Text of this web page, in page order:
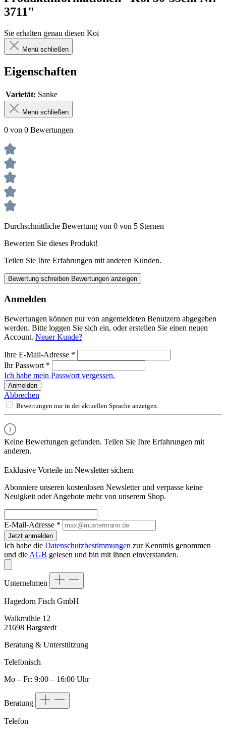
3711"
Sie erhalten genau diesen Koi
Menü schließen
Eigenschaften
Varietät: Sanke
Menü schließen
0 von 0 Bewertungen
Durchschnittliche Bewertung von 0 von 5 Sternen
Bewerten Sie dieses Produkt!
Teilen Sie Ihre Erfahrungen mit anderen Kunden.
Bewertung schreiben Bewertungen anzeigen
Anmelden
Bewertungen können nur von angemeldeten Benutzern abgegeben
werden. Bitte loggen Sie sich ein, oder erstellen Sie einen neuen
Account. Neuer Kunde?
Ihre E-Mail-Adresse *
Ihr Passwort *
Ich habe mein Passwort vergessen.
Anmelden
Abbrechen
Bewertungen nur in der aktuellen Sprache anzeigen.
Keine Bewertungen gefunden. Teilen Sie Ihre Erfahrungen mit
anderen.
Exklusive Vorteile im Newsletter sichern
Abonniere unseren kostenlosen Newsletter und verpasse keine
Neuigkeit oder Angebote mehr von unserem Shop.
E-Mail-Adresse *
Jetzt anmelden
Ich habe die Datenschutzbestimmungen zur Kenntnis genommen
und die AGB gelesen und bin mit ihnen einverstanden.
Unternehmen
Hagedorn Fisch GmbH
Walkmühle 12
21698 Bargstedt
Beratung & Unterstützung
Telefonisch
Mo – Fr: 9:00 – 16:00 Uhr
Beratung
Telefon